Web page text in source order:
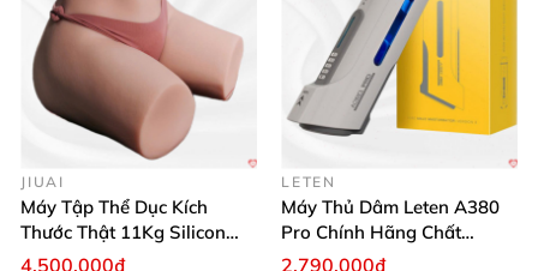
JIUAI
Máy Tập Thể Dục Kích
Thước Thật 11Kg Silicon
Cao Cấp Nhật Bản
4.500.000₫
LETEN
Máy Thủ Dâm Leten A380
Pro Chính Hãng Chất
Lượng Cao
2.790.000₫